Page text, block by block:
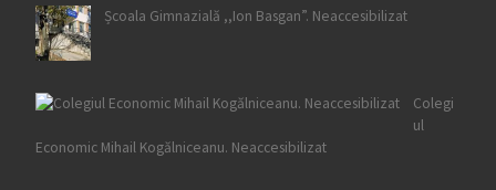
Școala Gimnazială ,,Ion Basgan”. Neaccesibilizat
Colegi
ul
Economic Mihail Kogălniceanu. Neaccesibilizat